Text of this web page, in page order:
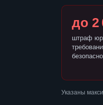
до 2
штраф
Указаны